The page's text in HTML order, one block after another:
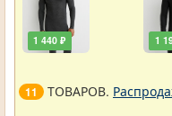
1 440 ₽ 1
11 ТОВАРОВ.